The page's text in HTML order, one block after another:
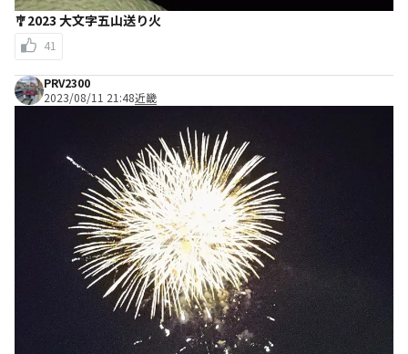
🎐2023 大文字五山送り火
41
PRV2300
2023/08/11 21:48近畿